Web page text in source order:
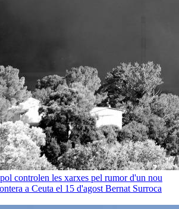
controlen les xarxes pel rumor d'un nou
a Ceuta el 15 d'agost Bernat Surroca